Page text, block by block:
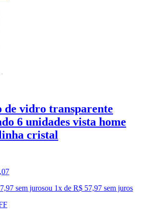
de vidro transparente
6 unidades vista home
cristal
,07
sem jurosou 1x de R$ 57,97 sem juros